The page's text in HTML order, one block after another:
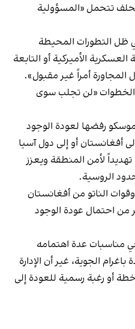
تتحمل «المسؤولية
ظل التطورات المحيطة
العسكرية الأميركية أو التابعة
المجاورة أمراً غير مقبول».
«لن تجلب سوى
رفضها لعودة الوجود
أفغانستان أو إلى دول آسيا
لأمن المنطقة ويعزز
الروسية.
الناتو من أفغانستان
من احتمال عودة الوجود
مناسبات عدة اهتمامه
الجوية، غير أن الإدارة
أو رغبة رسمية للعودة إلى